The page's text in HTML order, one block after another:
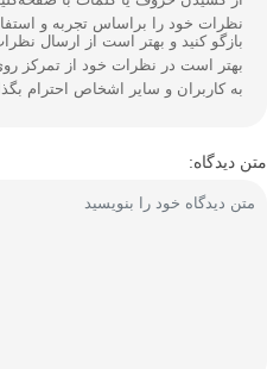
نظرات خود را براساس تجربه و
بازگو کنید و بهتر است از ارسال
بهتر است در نظرات خود از تمرکز
به کاربران و سایر اشخاص احترام
متن دیدگاه: